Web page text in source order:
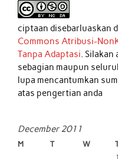
ciptaan disebarluaskan
Commons Atribusi-
Tanpa Adaptasi. Silakan
sebagian maupun
lupa mencantumkan
atas pengertian anda
December 2011
M T W